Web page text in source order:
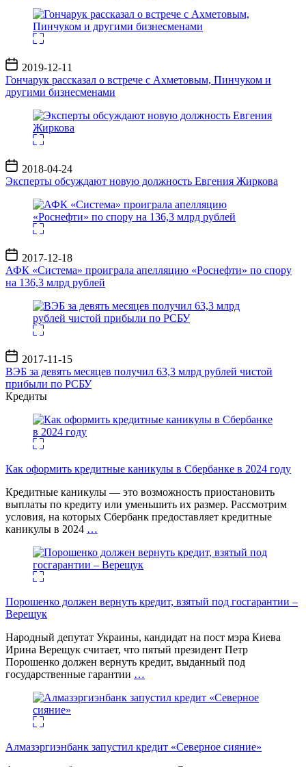
Дата
записи
2019-12-11
Гончарук рассказал о встрече с Ахметовым, Пинчуком и
другими бизнесменами
Дата
записи
2018-04-24
Эксперты обсуждают новую должность Евгения Жиркова
Дата
записи
2017-12-18
АФК «Система» проиграла апелляцию «Роснефти» по спору
на 136,3 млрд рублей
Дата
записи
2017-11-15
ВЭБ за девять месяцев получил 63,3 млрд рублей чистой
прибыли по РСБУ
Кредиты
Как оформить кредитные каникулы в Сбербанке в 2024 году
Кредитные каникулы — это возможность приостановить
выплаты по кредиту или уменьшить их размер. Рассмотрим
условия, на которых Сбербанк предоставляет кредитные
каникулы в 2024 …
Порошенко должен вернуть кредит, взятый под госгарантии –
Верещук
Народный депутат Украины, кандидат на пост мэра Киева
Ирина Верещук считает, что пятый президент Петр
Порошенко должен вернуть кредит, выданный под
государственные гарантии …
Алмазэргиэнбанк запустил кредит «Северное сияние»